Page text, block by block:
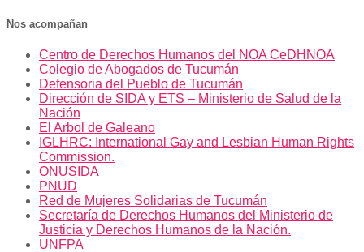
Nos acompañan
Centro de Derechos Humanos del NOA CeDHNOA
Colegio de Abogados de Tucumán
Defensoria del Pueblo de Tucumán
Dirección de SIDA y ETS – Ministerio de Salud de la
Nación
El Arbol de Galeano
IGLHRC: International Gay and Lesbian Human Rights
Commission.
ONUSIDA
PNUD
Red de Mujeres Solidarias de Tucumán
Secretaría de Derechos Humanos del Ministerio de
Justicia y Derechos Humanos de la Nación.
UNFPA